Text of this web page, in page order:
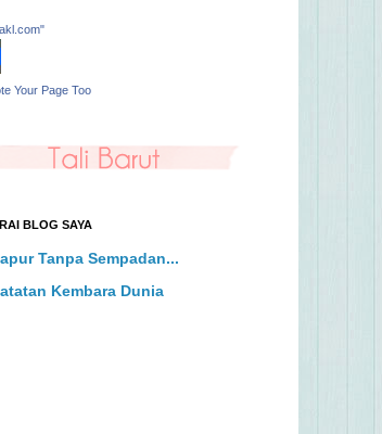
Your Page Too
BLOG SAYA
Tanpa Sempadan...
Kembara Dunia